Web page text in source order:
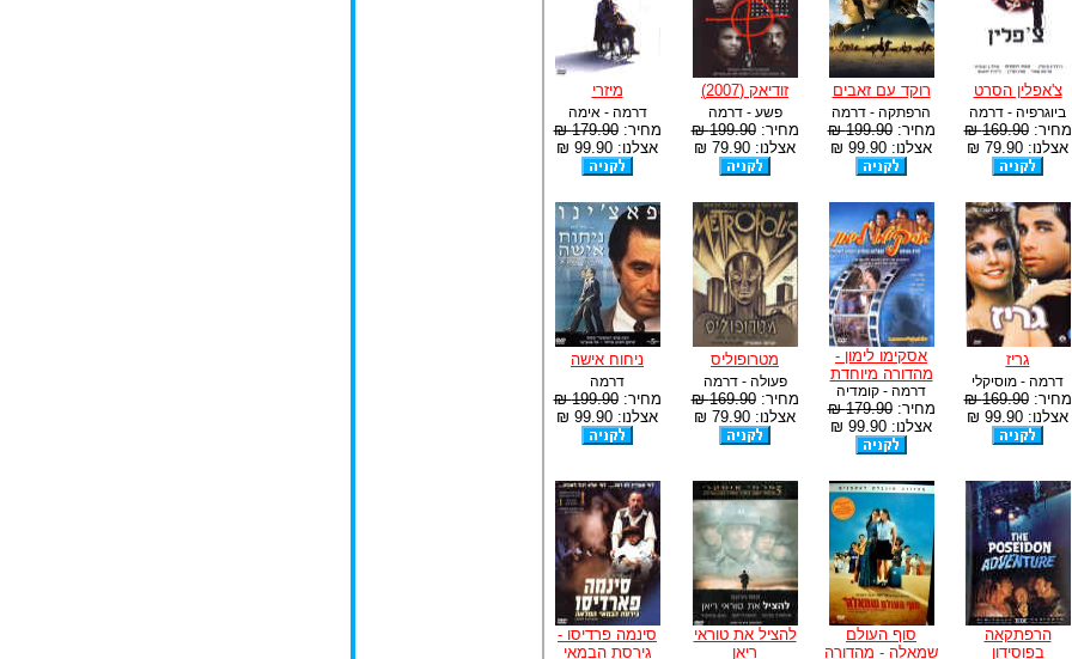
צ'אפלין הסרט
ביוגרפיה - דרמה
מחיר:169.90 ₪
אצלנו: 79.90 ₪
רוקד עם זאבים
הרפתקה - דרמה
מחיר:199.90 ₪
אצלנו: 99.90 ₪
זודיאק (2007)
פשע - דרמה
מחיר:199.90 ₪
אצלנו: 79.90 ₪
מיזרי
דרמה - אימה
מחיר:179.90 ₪
אצלנו: 99.90 ₪
גריז
דרמה - מוסיקלי
מחיר:169.90 ₪
אצלנו: 99.90 ₪
אסקימו לימון -
מהדורה מיוחדת
דרמה - קומדיה
מחיר:179.90 ₪
אצלנו: 99.90 ₪
מטרופוליס
פעולה - דרמה
מחיר:169.90 ₪
אצלנו: 79.90 ₪
ניחוח אישה
דרמה
מחיר:199.90 ₪
אצלנו: 99.90 ₪
הרפתקאה
בפוסידון
סוף העולם
שמאלה - מהדורה
להציל את טוראי
ריאן
סינמה פרדיסו -
גירסת הבמאי